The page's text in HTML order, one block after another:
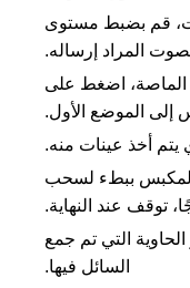
قم بضبط مستوى
المراد إرساله.
اضغط على
إلى الموضع الأول.
أخذ عينات منه.
ببطء لسحب
توقف عند النهاية.
التي تم جمع
السائل فيها.